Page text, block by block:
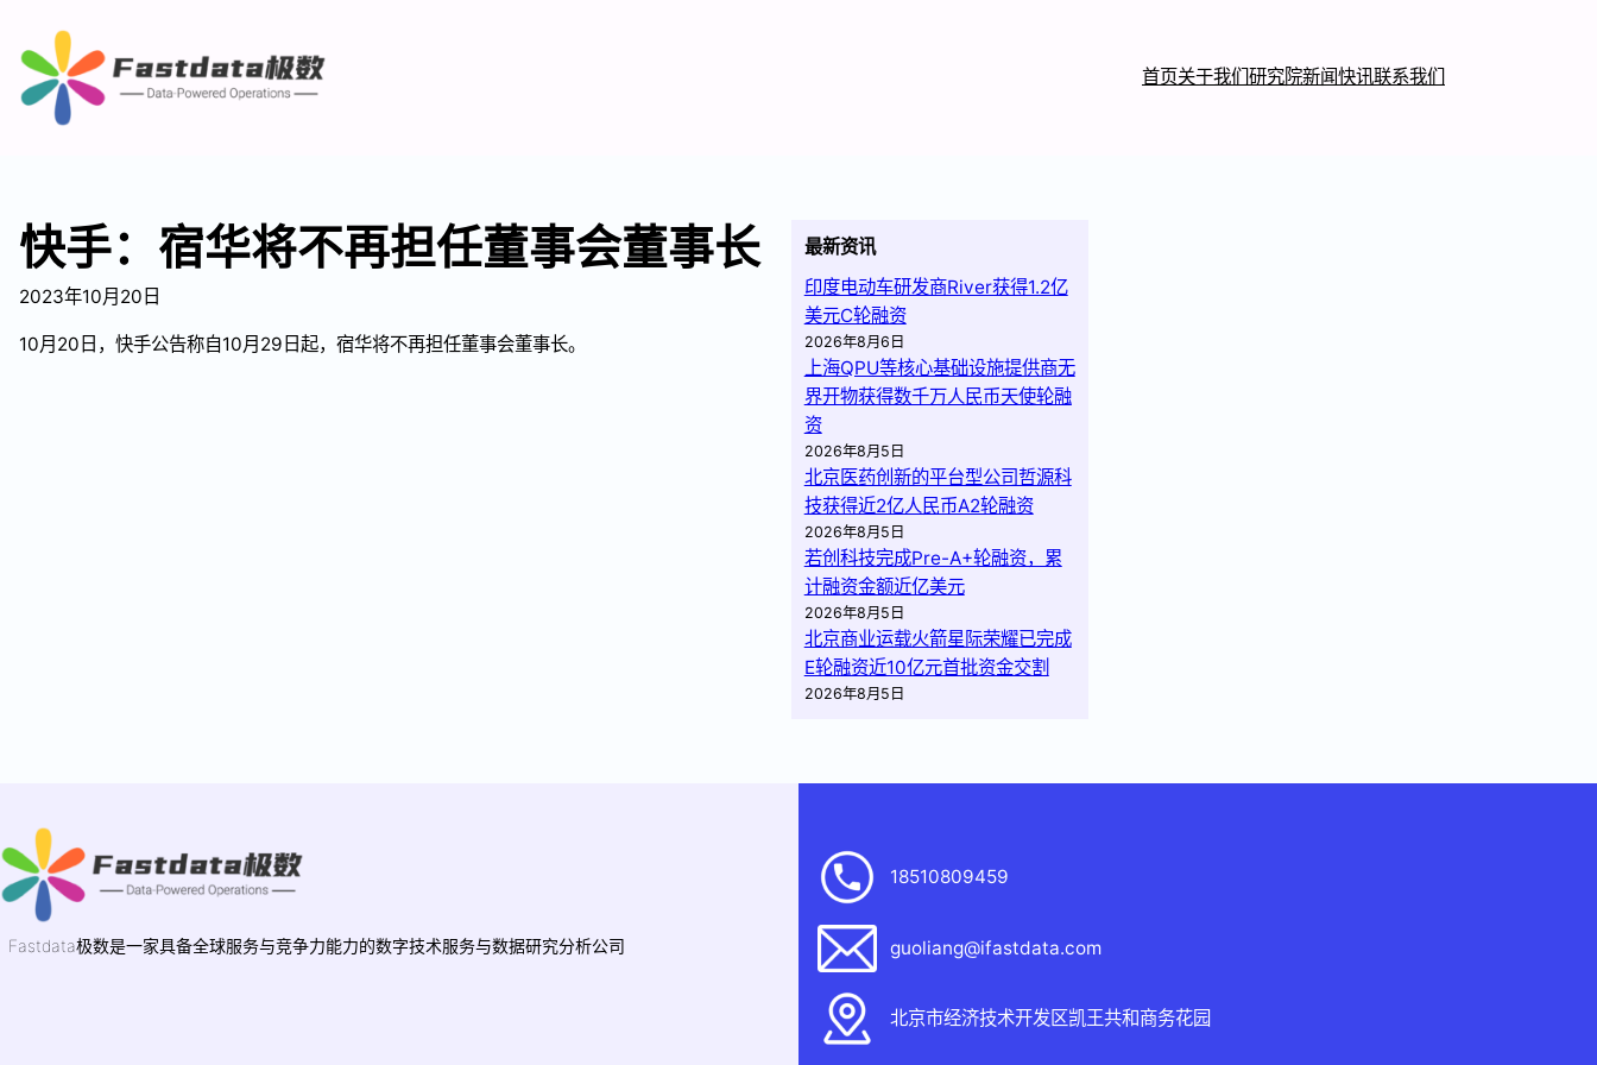
首页关于我们 研究院新闻快讯联系我们
快手：宿华将不再担任董事会董事长
2023年10月20日
10月20日，快手公告称自10月29日起，宿华将不再担任董事会董事长。
最新资讯
印度电动车研发商River获得1.2亿
美元C轮融资
2026年8月6日
上海QPU等核心基础设施提供商无
界开物获得数千万人民币天使轮融
资
2026年8月5日
北京医药创新的平台型公司哲源科
技获得近2亿人民币A2轮融资
2026年8月5日
若创科技完成Pre-A+轮融资，累
计融资金额近亿美元
2026年8月5日
北京商业运载火箭星际荣耀已完成
E轮融资近10亿元首批资金交割
2026年8月5日
Fastdata极数是一家具备全球服务与竞争力能力的数字技术服务与数据研究分析公司
18510809459
guoliang@ifastdata.com
北京市经济技术开发区凯王共和商务花园